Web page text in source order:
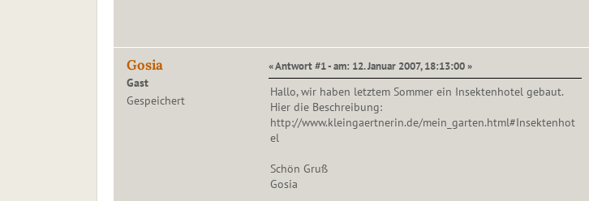
Gosia
Gast
Gespeichert
« Antwort #1 - am: 12. Januar 2007, 18:13:00 »
Hallo, wir haben letztem Sommer ein Insektenhotel gebaut.
Hier die Beschreibung:
http://www.kleingaertnerin.de/mein_garten.html#Insektenhot
el
Schön Gruß
Gosia